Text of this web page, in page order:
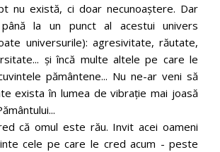
nu există, ci doar necunoaștere. Dar
la un punct al acestui univers
universurile): agresivitate, răutate,
și încă multe altele pe care le
pământene... Nu ne-ar veni să
exista în lumea de vibrație mai joasă
că omul este rău. Invit acei oameni
cele pe care le cred acum - peste